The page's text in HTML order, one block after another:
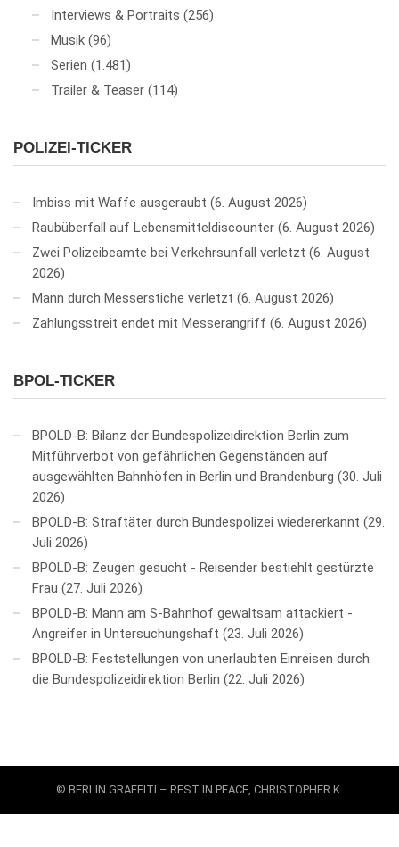
Interviews & Portraits (256)
Musik (96)
Serien (1.481)
Trailer & Teaser (114)
POLIZEI-TICKER
Imbiss mit Waffe ausgeraubt 6. August 2026
Raubüberfall auf Lebensmitteldiscounter 6. August 2026
Zwei Polizeibeamte bei Verkehrsunfall verletzt 6. August
2026
Mann durch Messerstiche verletzt 6. August 2026
Zahlungsstreit endet mit Messerangriff 6. August 2026
BPOL-TICKER
BPOLD-B: Bilanz der Bundespolizeidirektion Berlin zum
Mitführverbot von gefährlichen Gegenständen auf
ausgewählten Bahnhöfen in Berlin und Brandenburg 30. Juli
2026
BPOLD-B: Straftäter durch Bundespolizei wiedererkannt 29.
Juli 2026
BPOLD-B: Zeugen gesucht - Reisender bestiehlt gestürzte
Frau 27. Juli 2026
BPOLD-B: Mann am S-Bahnhof gewaltsam attackiert -
Angreifer in Untersuchungshaft 23. Juli 2026
BPOLD-B: Feststellungen von unerlaubten Einreisen durch
die Bundespolizeidirektion Berlin 22. Juli 2026
© BERLIN GRAFFITI – REST IN PEACE, CHRISTOPHER K.